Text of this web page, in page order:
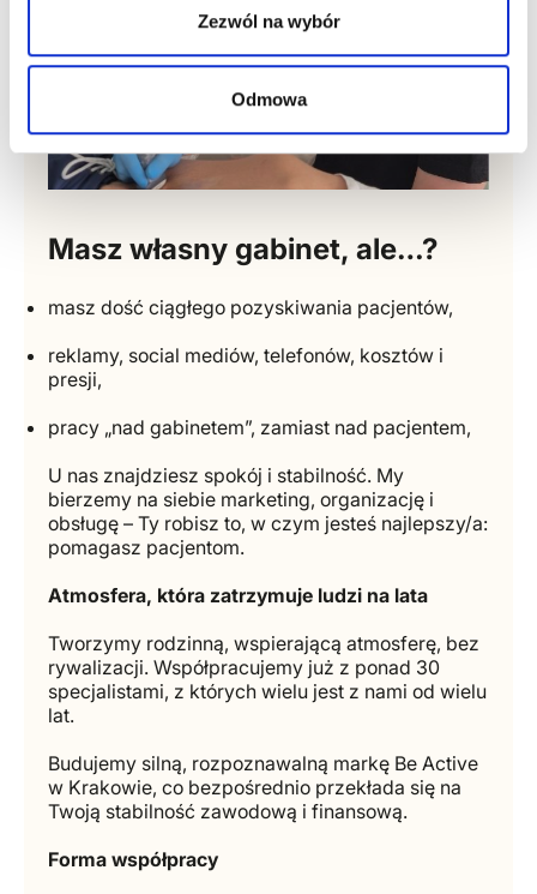
Zezwól na wybór
Odmowa
Masz własny gabinet, ale…?
masz dość ciągłego pozyskiwania pacjentów,
reklamy, social mediów, telefonów, kosztów i
presji,
pracy „nad gabinetem”, zamiast nad pacjentem,
U nas znajdziesz spokój i stabilność. My
bierzemy na siebie marketing, organizację i
obsługę – Ty robisz to, w czym jesteś najlepszy/a:
pomagasz pacjentom.
Atmosfera, która zatrzymuje ludzi na lata
Tworzymy rodzinną, wspierającą atmosferę, bez
rywalizacji. Współpracujemy już z ponad 30
specjalistami, z których wielu jest z nami od wielu
lat.
Budujemy silną, rozpoznawalną markę Be Active
w Krakowie, co bezpośrednio przekłada się na
Twoją stabilność zawodową i finansową.
Forma współpracy